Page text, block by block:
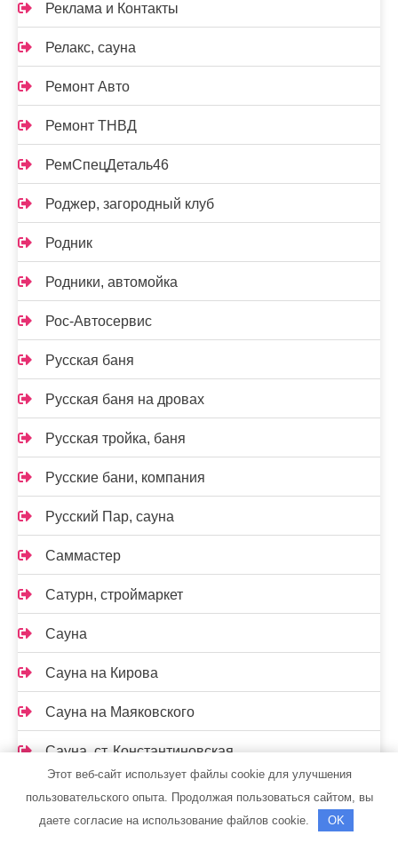
Реклама и Контакты
Релакс, сауна
Ремонт Авто
Ремонт ТНВД
РемСпецДеталь46
Роджер, загородный клуб
Родник
Родники, автомойка
Рос-Автосервис
Русская баня
Русская баня на дровах
Русская тройка, баня
Русские бани, компания
Русский Пар, сауна
Саммастер
Сатурн, строймаркет
Сауна
Сауна на Кирова
Сауна на Маяковского
Сауна, ст. Константиновская
Сафари, гостиница
Семь+Я
Этот веб-сайт использует файлы cookie для улучшения
пользовательского опыта. Продолжая пользоваться сайтом, вы
даете согласие на использование файлов cookie.
OK